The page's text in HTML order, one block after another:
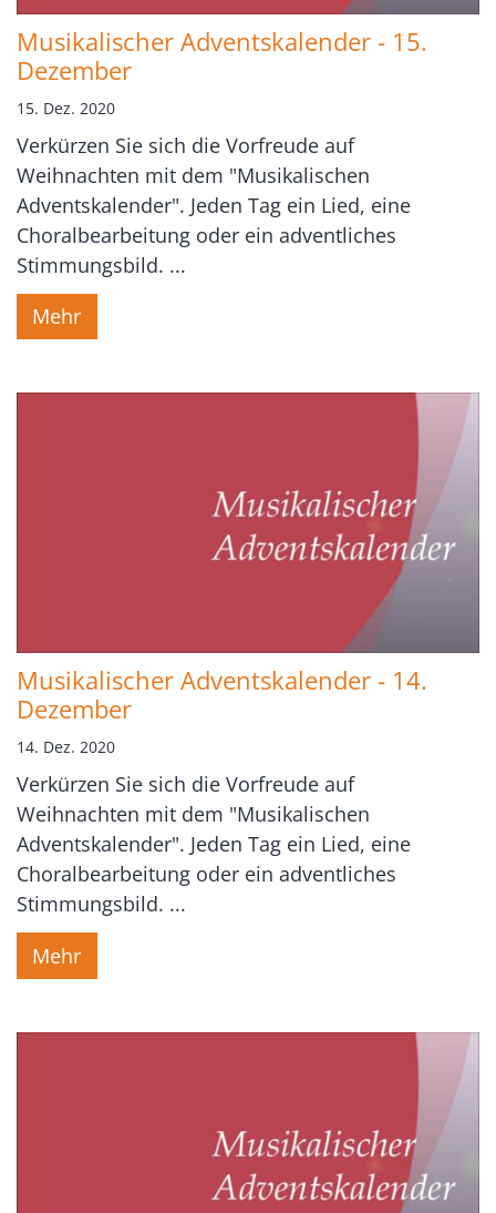
Musikalischer Adventskalender - 15.
Dezember
15. Dez. 2020
Verkürzen Sie sich die Vorfreude auf
Weihnachten mit dem "Musikalischen
Adventskalender". Jeden Tag ein Lied, eine
Choralbearbeitung oder ein adventliches
Stimmungsbild. ...
Mehr
Musikalischer Adventskalender - 14.
Dezember
14. Dez. 2020
Verkürzen Sie sich die Vorfreude auf
Weihnachten mit dem "Musikalischen
Adventskalender". Jeden Tag ein Lied, eine
Choralbearbeitung oder ein adventliches
Stimmungsbild. ...
Mehr